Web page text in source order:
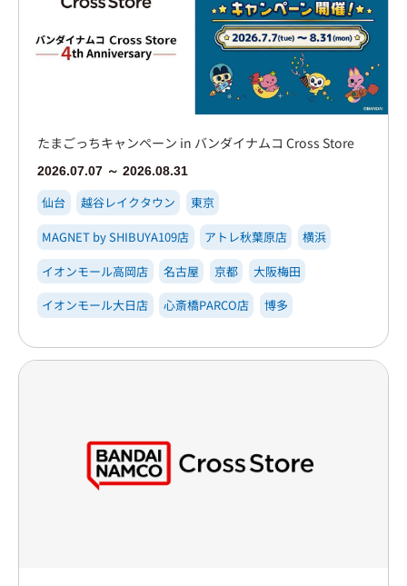
たまごっちキャンペーン in バンダイナムコ Cross Store
2026.07.07 ～ 2026.08.31
仙台 越谷レイクタウン
東京
MAGNET by SHIBUYA109店
アトレ秋葉原店
横浜
イオンモール高岡店
名古屋 京都
大阪梅田
イオンモール大日店
心斎橋PARCO店 博多